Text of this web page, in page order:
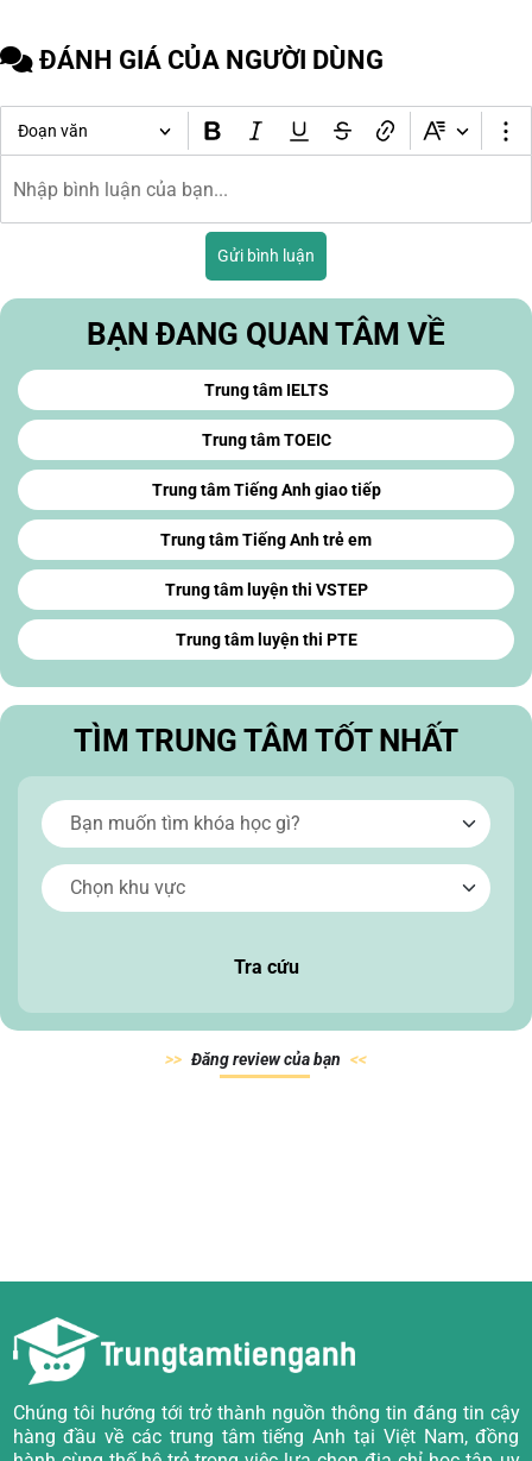
ĐÁNH GIÁ CỦA NGƯỜI DÙNG
Đoạn văn
Gửi bình luận
BẠN ĐANG QUAN TÂM VỀ
Trung tâm IELTS
Trung tâm TOEIC
Trung tâm Tiếng Anh giao tiếp
Trung tâm Tiếng Anh trẻ em
Trung tâm luyện thi VSTEP
Trung tâm luyện thi PTE
TÌM TRUNG TÂM TỐT NHẤT
Tra cứu
Đăng review củabạn
Chúng tôi hướng tới trở thành nguồn thông tin đáng tin cậy
hàng đầu về các trung tâm tiếng Anh tại Việt Nam, đồng